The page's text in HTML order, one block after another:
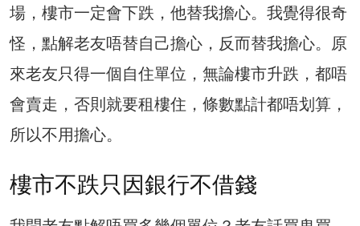
場，樓市一定會下跌，他替我擔心。我覺得很奇
怪，點解老友唔替自己擔心，反而替我擔心。原
來老友只得一個自住單位，無論樓市升跌，都唔
會賣走，否則就要租樓住，條數點計都唔划算，
所以不用擔心。
樓市不跌只因銀行不借錢